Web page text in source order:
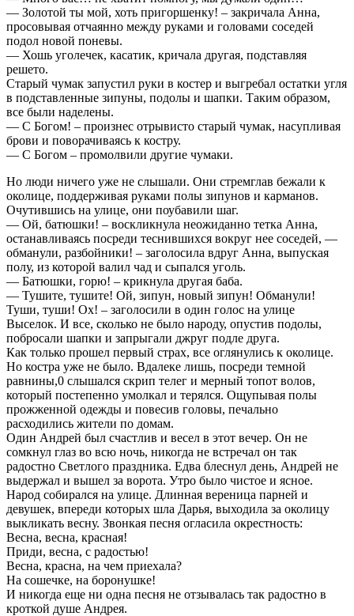
— Золотой ты мой, хоть пригоршенку! – закричала Анна,
просовывая отчаянно между руками и головами соседей
подол новой поневы.
— Хошь уголечек, касатик, кричала другая, подставляя
решето.
Старый чумак запустил руки в костер и выгребал остатки угля
в подставленные зипуны, подолы и шапки. Таким образом,
все были наделены.
— С Богом! – произнес отрывисто старый чумак, насупливая
брови и поворачиваясь к костру.
— С Богом – промолвили другие чумаки.
Но люди ничего уже не слышали. Они стремглав бежали к
околице, поддерживая руками полы зипунов и карманов.
Очутившись на улице, они поубавили шаг.
— Ой, батюшки! – воскликнула неожиданно тетка Анна,
останавливаясь посреди теснившихся вокруг нее соседей, —
обманули, разбойники! – заголосила вдруг Анна, выпуская
полу, из которой валил чад и сыпался уголь.
— Батюшки, горю! – крикнула другая баба.
— Тушите, тушите! Ой, зипун, новый зипун! Обманули!
Туши, туши! Ох! – заголосили в один голос на улице
Выселок. И все, сколько не было народу, опустив подолы,
побросали шапки и запрыгали джруг подле друга.
Как только прошел первый страх, все оглянулись к околице.
Но костра уже не было. Вдалеке лишь, посреди темной
равнины,0 слышался скрип телег и мерный топот волов,
который постепенно умолкал и терялся. Ощупывая полы
прожженной одежды и повесив головы, печально
расходились жители по домам.
Один Андрей был счастлив и весел в этот вечер. Он не
сомкнул глаз во всю ночь, никогда не встречал он так
радостно Светлого праздника. Едва блеснул день, Андрей не
выдержал и вышел за ворота. Утро было чистое и ясное.
Народ собирался на улице. Длинная вереница парней и
девушек, впереди которых шла Дарья, выходила за околицу
выкликать весну. Звонкая песня огласила окрестность:
Весна, весна, красная!
Приди, весна, с радостью!
Весна, красна, на чем приехала?
На сошечке, на боронушке!
И никогда еще ни одна песня не отзывалась так радостно в
кроткой душе Андрея.